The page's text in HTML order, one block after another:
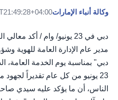
وكالة أنباء الإمارات
دبي في 23 يونيو/ وام / أكد
مدير عام الإدارة العامة للهوية
دبي" بمناسبة يوم الخدمة العامة،
23 يونيو من كل عام تقديراً
الناس، أن ما يؤكد عليه سيدي